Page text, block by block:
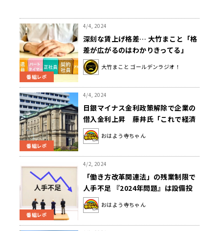
番組レポ
4/4, 2024
深刻な賃上げ格差… 大竹まこと「格
差が広がるのはわかりきってる」
大竹まこと ゴールデンラジオ！
番組レポ
4/4, 2024
日銀マイナス金利政策解除で企業の
借入金利上昇 藤井氏「これで経済
が停滞するんだから確実に」
おはよう寺ちゃん
番組レポ
4/2, 2024
「働き方改革関連法」の残業制限で
人手不足 『2024年問題』は設備投
資が重要
おはよう寺ちゃん